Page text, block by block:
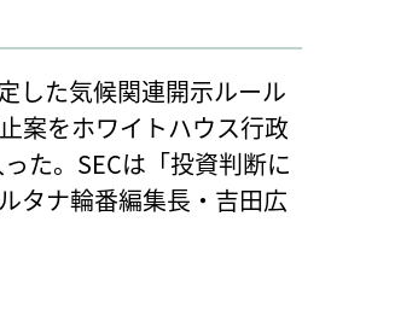
した気候関連開示ルール
案をホワイトハウス行政
た。SECは「投資判断に
タナ輪番編集長・吉田広